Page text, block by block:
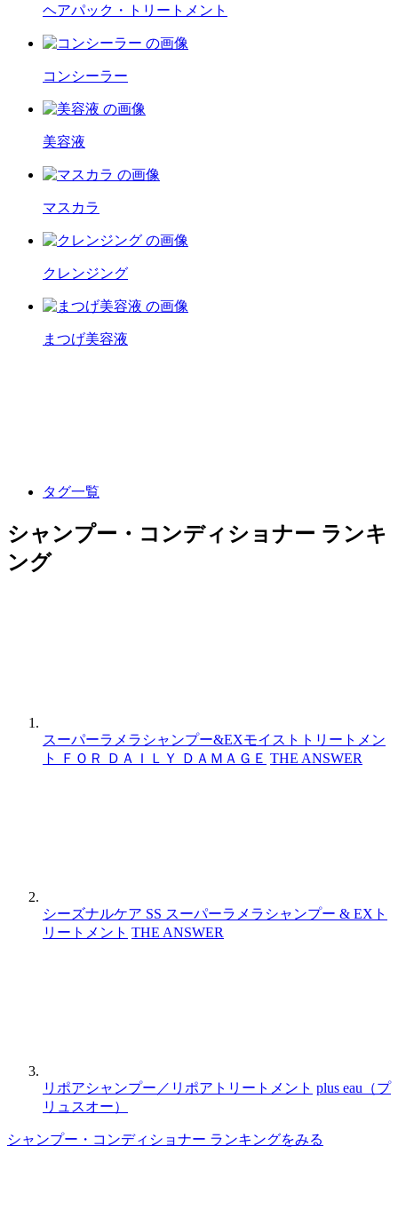
ヘアパック・トリートメント
コンシーラー
美容液
マスカラ
クレンジング
まつげ美容液
タグ一覧
シャンプー・コンディショナー ランキ
ング
スーパーラメラシャンプー&EXモイストトリートメン
ト ＦＯＲ ＤＡＩＬＹ ＤＡＭＡＧＥ THE ANSWER
シーズナルケア SS スーパーラメラシャンプー & EXト
リートメント THE ANSWER
リポアシャンプー／リポアトリートメント plus eau（プ
リュスオー）
シャンプー・コンディショナー ランキングをみる